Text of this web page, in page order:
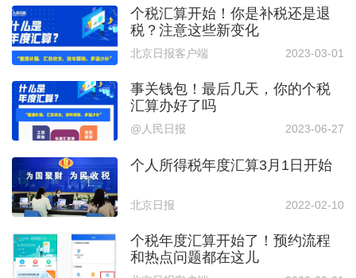
个税汇算开始！你是补税还是退
税？注意这些新变化
北京日报客户端 2023-03-01
事关钱包！最后几天，你的个税
汇算办好了吗
@人民日报 2023-06-27
个人所得税年度汇算3月1日开始
北京日报 2022-02-10
个税年度汇算开始了！预约流程
和热点问题都在这儿